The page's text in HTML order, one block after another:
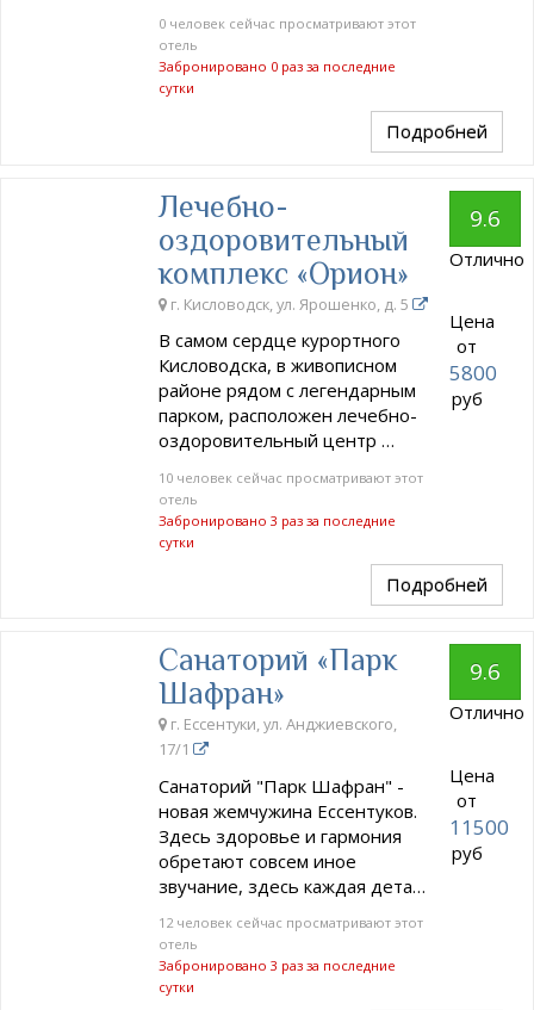
0 человек сейчас просматривают этот
отель
Забронировано 0 раз за последние
сутки
Подробней
Лечебно-
оздоровительный
комплекс «Орион»
г. Кисловодск, ул. Ярошенко, д. 5
В самом сердце курортного
Кисловодска, в живописном
районе рядом с легендарным
парком, расположен лечебно-
оздоровительный центр …
10 человек сейчас просматривают этот
отель
Забронировано 3 раз за последние
сутки
9.6
Отлично
Цена
от
5800
руб
Подробней
Санаторий «Парк
Шафран»
г. Ессентуки, ул. Анджиевского,
17/1
Санаторий "Парк Шафран" -
новая жемчужина Ессентуков.
Здесь здоровье и гармония
обретают совсем иное
звучание, здесь каждая дета…
12 человек сейчас просматривают этот
отель
Забронировано 3 раз за последние
сутки
9.6
Отлично
Цена
от
11500
руб